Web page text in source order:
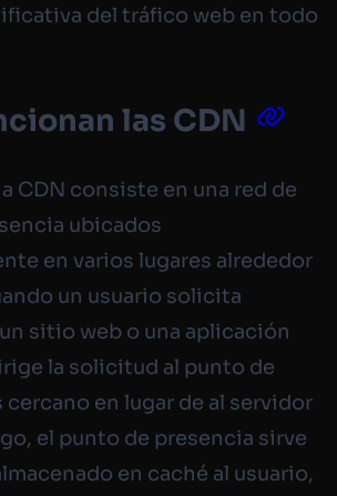
del tráfico web en todo
las CDN
CDN consiste en una red de
ubicados
en varios lugares alrededor
un usuario solicita
sitio web o una aplicación
la solicitud al punto de
cercano en lugar de al servidor
el punto de presencia sirve
en caché al usuario,